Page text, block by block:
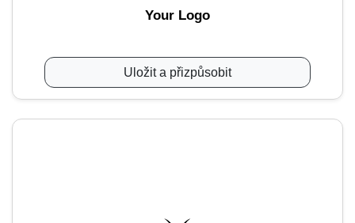
Your Logo
Uložit a přizpůsobit